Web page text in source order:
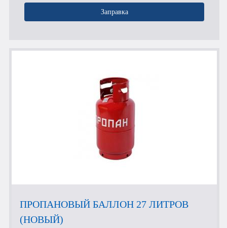
Заправка
ПРОПАНОВЫЙ БАЛЛОН 27 ЛИТРОВ
(НОВЫЙ)